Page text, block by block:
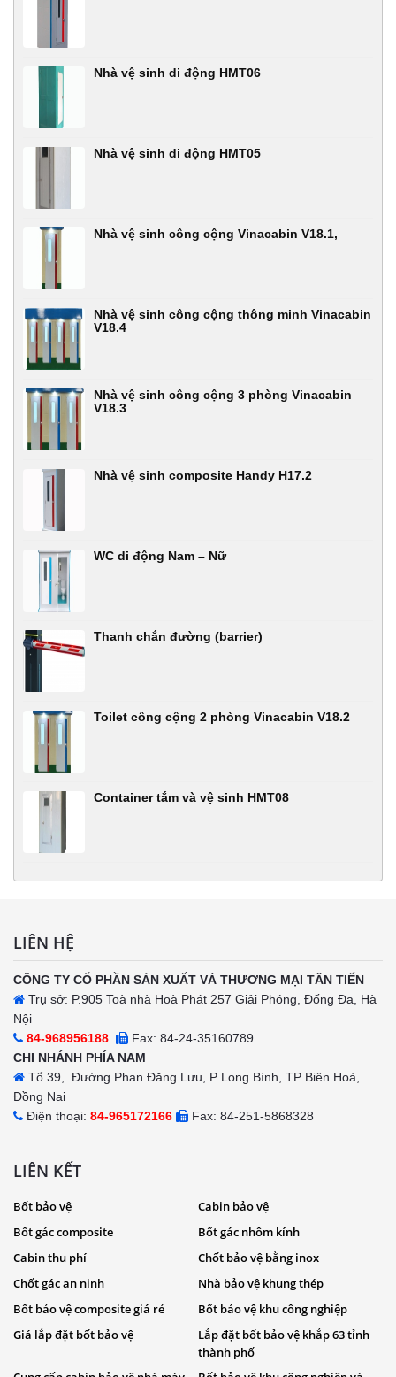
Nhà vệ sinh di động HMT06
Nhà vệ sinh di động HMT05
Nhà vệ sinh công cộng Vinacabin V18.1,
Nhà vệ sinh công cộng thông minh Vinacabin
V18.4
Nhà vệ sinh công cộng 3 phòng Vinacabin
V18.3
Nhà vệ sinh composite Handy H17.2
WC di động Nam – Nữ
Thanh chắn đường (barrier)
Toilet công cộng 2 phòng Vinacabin V18.2
Container tắm và vệ sinh HMT08
LIÊN HỆ
CÔNG TY CỔ PHẦN SẢN XUẤT VÀ THƯƠNG MẠI TÂN TIẾN
Trụ sở: P.905 Toà nhà Hoà Phát 257 Giải Phóng, Đống Đa, Hà
Nội
84-968956188
Fax: 84-24-35160789
CHI NHÁNH PHÍA NAM
Tổ 39, Đường Phan Đăng Lưu, P Long Bình, TP Biên Hoà,
Đồng Nai
Điện thoại: 84-965172166 Fax: 84-251-5868328
LIÊN KẾT
Bốt bảo vệ
Cabin bảo vệ
Bốt gác composite
Bốt gác nhôm kính
Cabin thu phí
Chốt bảo vệ bằng inox
Chốt gác an ninh
Nhà bảo vệ khung thép
Bốt bảo vệ composite giá rẻ
Bốt bảo vệ khu công nghiệp
Giá lắp đặt bốt bảo vệ
Lắp đặt bốt bảo vệ khắp 63 tỉnh
thành phố